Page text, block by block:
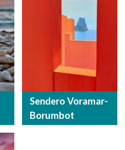
Sendero Voramar-
Borumbot